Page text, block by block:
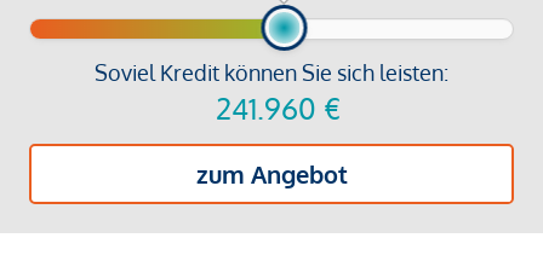
Soviel Kredit können Sie sich leisten:
241.960 €
zum Angebot